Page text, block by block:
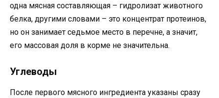
одна мясная составляющая – гидролизат животного
белка, другими словами – это концентрат протеинов,
но он занимает седьмое место в перечне, а значит,
его массовая доля в корме не значительна.
Углеводы
После первого мясного ингредиента указаны сразу